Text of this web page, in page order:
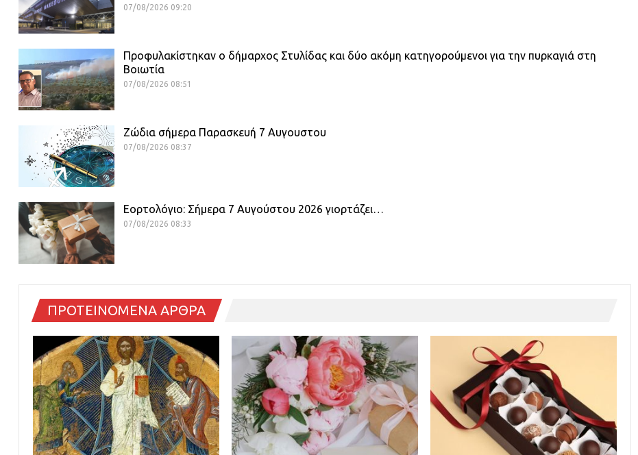
07/08/2026 09:20
Προφυλακίστηκαν ο δήμαρχος Στυλίδας και δύο ακόμη κατηγορούμενοι για την πυρκαγιά στη
Βοιωτία
07/08/2026 08:51
Ζώδια σήμερα Παρασκευή 7 Αυγουστου
07/08/2026 08:37
Εορτολόγιο: Σήμερα 7 Αυγούστου 2026 γιορτάζει…
07/08/2026 08:33
ΠΡΟΤΕΙΝΟΜΕΝΑ ΑΡΘΡΑ